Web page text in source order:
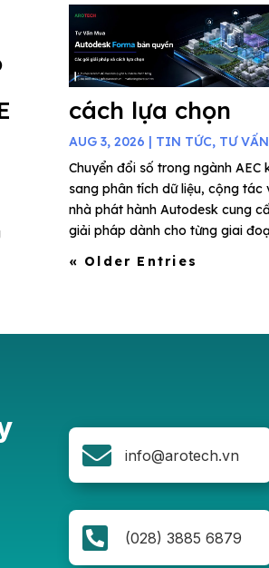
cách lựa chọn
AUG 3, 2026 | TIN TỨC, TƯ
Chuyển đổi số trong ngành
sang phân tích dữ liệu, cộng
nhà phát hành Autodesk cung
giải pháp dành cho từng giai
« Older Entries
 info@arotech.vn
 (028) 3885 6879